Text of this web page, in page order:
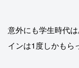
意外にも学生時代
インは1度しかもら